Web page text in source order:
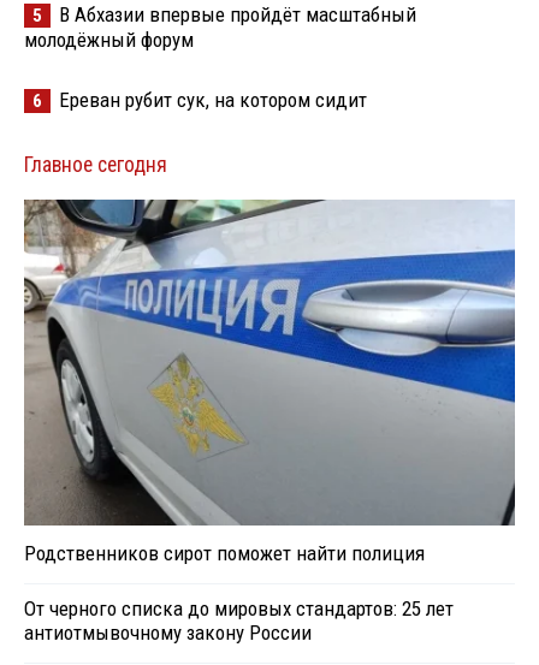
5
В Абхазии впервые пройдёт масштабный
молодёжный форум
6 Ереван рубит сук, на котором сидит
Главное сегодня
Родственников сирот поможет найти полиция
От черного списка до мировых стандартов: 25 лет
антиотмывочному закону России